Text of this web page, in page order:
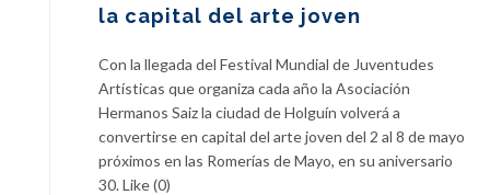
la capital del arte joven
Con la llegada del Festival Mundial de Juventudes
Artísticas que organiza cada año la Asociación
Hermanos Saiz la ciudad de Holguín volverá a
convertirse en capital del arte joven del 2 al 8 de mayo
próximos en las Romerías de Mayo, en su aniversario
30. Like (0)